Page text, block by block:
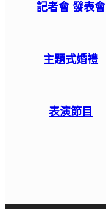
記者會 發表會
主題式婚禮
表演節目